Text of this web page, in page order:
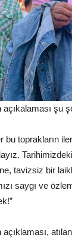
açıkalaması şu
bu toprakların
tavizsiz bir
saygı ve
açıklaması,